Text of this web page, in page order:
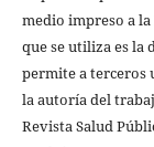
medio impreso a
que se utiliza es la
permite a terceros
la autoría del
Revista Salud